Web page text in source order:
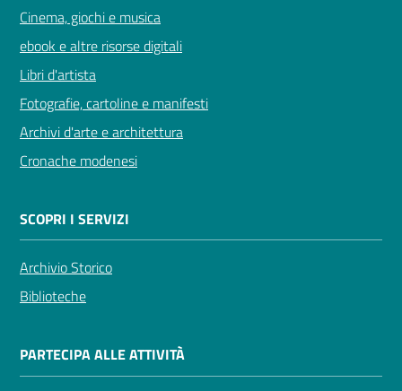
Avvisi
FAQ
Contatti
su
Cinema, giochi e musica
ebook e altre risorse digitali
Libri d'artista
Fotografie, cartoline e manifesti
Archivi d'arte e architettura
Cronache modenesi
SCOPRI I SERVIZI
Archivio Storico
Biblioteche
PARTECIPA ALLE ATTIVITÀ